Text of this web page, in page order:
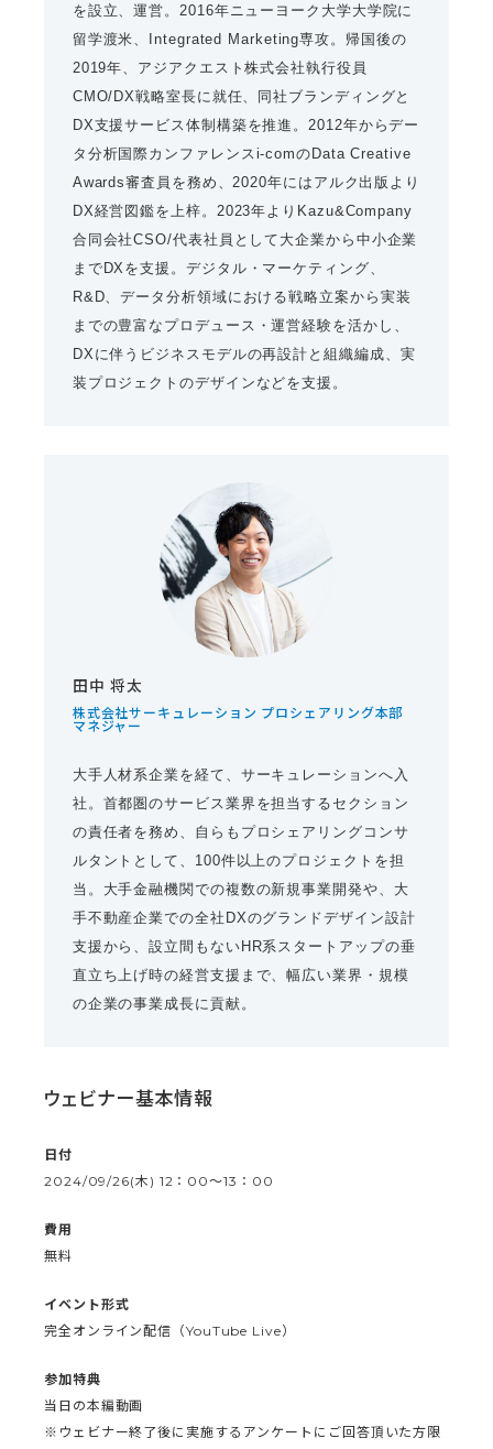
を設立、運営。2016年ニューヨーク大学大学院に
留学渡米、Integrated Marketing専攻。帰国後の
2019年、アジアクエスト株式会社執行役員
CMO/DX戦略室長に就任、同社ブランディングと
DX支援サービス体制構築を推進。2012年からデー
タ分析国際カンファレンスi-comのData Creative
Awards審査員を務め、2020年にはアルク出版より
DX経営図鑑を上梓。2023年よりKazu&Company
合同会社CSO/代表社員として大企業から中小企業
までDXを支援。デジタル・マーケティング、
R&D、データ分析領域における戦略立案から実装
までの豊富なプロデュース・運営経験を活かし、
DXに伴うビジネスモデルの再設計と組織編成、実
装プロジェクトのデザインなどを支援。
田中 将太
株式会社サーキュレーション プロシェアリング本部
マネジャー
大手人材系企業を経て、サーキュレーションへ入
社。首都圏のサービス業界を担当するセクション
の責任者を務め、自らもプロシェアリングコンサ
ルタントとして、100件以上のプロジェクトを担
当。大手金融機関での複数の新規事業開発や、大
手不動産企業での全社DXのグランドデザイン設計
支援から、設立間もないHR系スタートアップの垂
直立ち上げ時の経営支援まで、幅広い業界・規模
の企業の事業成長に貢献。
ウェビナー基本情報
日付
2024/09/26(木) 12：00〜13：00
費用
無料
イベント形式
完全オンライン配信（YouTube Live）
参加特典
当日の本編動画
※ウェビナー終了後に実施するアンケートにご回答頂いた方限